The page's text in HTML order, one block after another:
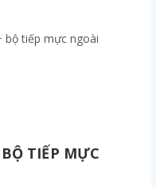
TIẾP MỰC